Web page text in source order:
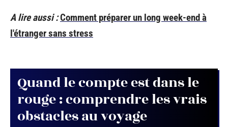
A lire aussi :Comment préparer un long week-end à
l'étranger sans stress
Quand le compte est dans le
rouge : comprendre les vrais
obstacles au voyage